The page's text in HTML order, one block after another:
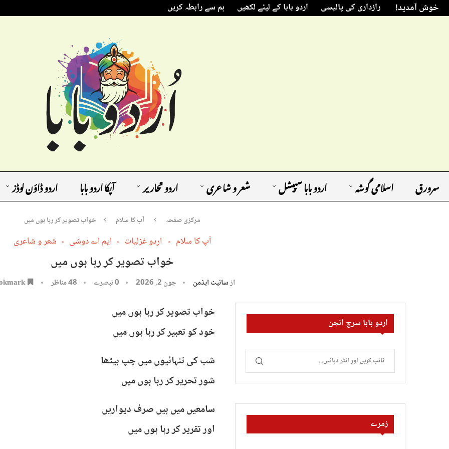
خوش آمدید! رازداری کی پالیسی اردو بابا کے لیئے لکھیں ہم سے رابطہ کریں
سرورق اسلامی گوشہ اردو بابا سپیشل شعر و شاعری اردو تحاریر آپکا اردو بابا اردو ڈاؤن لوڈز
مرکزی صفحہ آپ کا سلام خواب تصویر کر رہا ہوں میں
آپ کا سلام اردو غزلیات ایم اے دوشی شعر و شاعری
خواب تصویر کر رہا ہوں میں
ازسائیٹ ایڈمن جون 2, 2026 0 تبصرے 48مناظر
خواب تصویر کر رہا ہوں میں
خود کو تعبیر کر رہا ہوں میں
شب کی تنہائیوں میں چپ بیٹھا
شور تحریر کر رہا ہوں میں
سامعیں میں ہیں صرف دیواریں
اور تقریر کر رہا ہوں میں
اردو بابا سرچ انجن
زمرے